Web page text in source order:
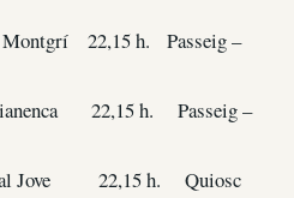
22,15 h. Passeig –
22,15 h. Passeig –
Jove 22,15 h. Quiosc